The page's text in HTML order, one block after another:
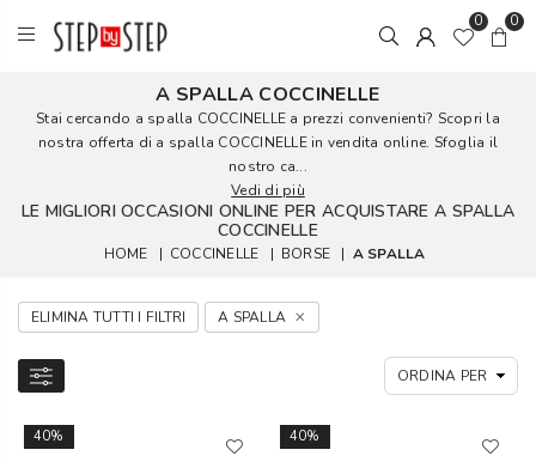
0 0
A SPALLA COCCINELLE
Stai cercando a spalla COCCINELLE a prezzi convenienti? Scopri la
nostra offerta di a spalla COCCINELLE in vendita online. Sfoglia il
nostro ca...
Vedi di più
LE MIGLIORI OCCASIONI ONLINE PER ACQUISTARE A SPALLA
COCCINELLE
HOME | COCCINELLE | BORSE | A SPALLA
ELIMINA TUTTI I FILTRI A SPALLA
40% 40%